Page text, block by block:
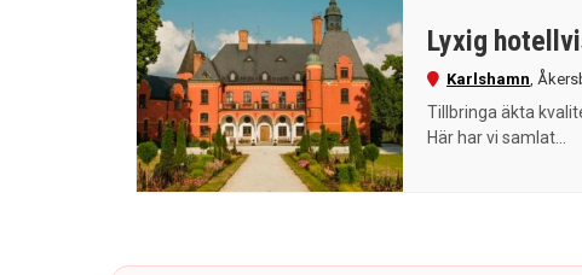
Lyxig
Karlshamn,
Tillbringa äkta
Här har vi samlat...